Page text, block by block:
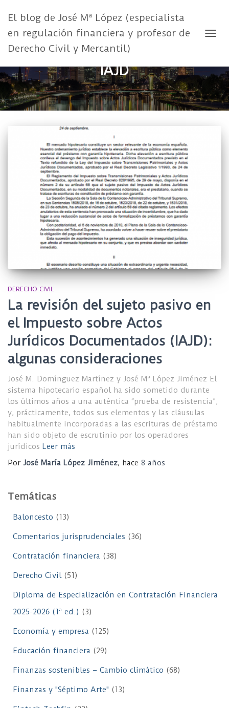
El blog de José Mª López (especialista
en regulación financiera y profesor de
Derecho Civil y Mercantil)
IAJD
DERECHO CIVIL
La revisión del sujeto pasivo en
el Impuesto sobre Actos
Jurídicos Documentados (IAJD):
algunas consideraciones
José M. Domínguez Martínez y José Mª López Jiménez El
sistema hipotecario español ha sido sometido durante
los últimos años a una auténtica “prueba de resistencia”,
y, prácticamente, todos sus elementos y las cláusulas
habitualmente incorporadas a las escrituras de préstamo
han sido objeto de escrutinio por los operadores
jurídicos Leer más
Por José María López Jiménez, hace 8 años
Temáticas
Baloncesto (13)
Comentarios jurisprudenciales (36)
Contratación financiera (38)
Derecho Civil(51)
Diploma de Especialización en Contratación Financiera
2025-2026 (1ª ed.) (3)
Economía y empresa (125)
Educación financiera (29)
Finanzas sostenibles – Cambio climático (68)
Finanzas y "Séptimo Arte" (13)